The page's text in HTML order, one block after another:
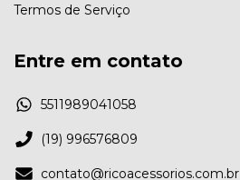
Termos de Serviço
Entre em contato
5511989041058
(19) 996576809
contato@ricoacessorios.com.br